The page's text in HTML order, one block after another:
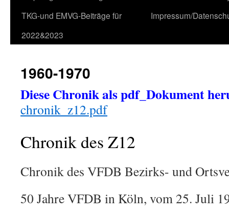
TKG-und EMVG-Beiträge für
2022&2023
Impressum/
1960-1970
Diese Chronik als pdf_Dokument
chronik_z12.pdf
Chronik des Z12
Chronik des VFDB Bezirks- und
50 Jahre VFDB in Köln, vom 25. Juli